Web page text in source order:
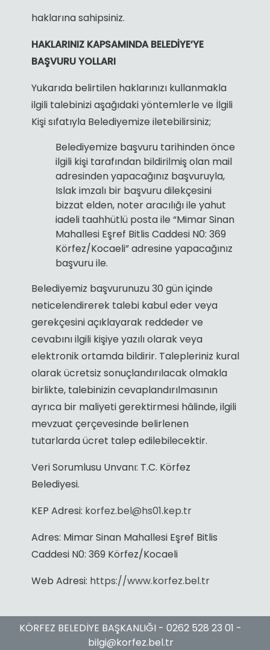
haklarına sahipsiniz.
HAKLARINIZ KAPSAMINDA BELEDİYE’YE
BAŞVURU YOLLARI
Yukarıda belirtilen haklarınızı kullanmakla
ilgili talebinizi aşağıdaki yöntemlerle ve İlgili
Kişi sıfatıyla Belediyemize iletebilirsiniz;
Belediyemize başvuru tarihinden önce
ilgili kişi tarafından bildirilmiş olan mail
adresinden yapacağınız başvuruyla,
Islak imzalı bir başvuru dilekçesini
bizzat elden, noter aracılığı ile yahut
iadeli taahhütlü posta ile “Mimar Sinan
Mahallesi Eşref Bitlis Caddesi N0: 369
Körfez/Kocaeli” adresine yapacağınız
başvuru ile.
Belediyemiz başvurunuzu 30 gün içinde
neticelendirerek talebi kabul eder veya
gerekçesini açıklayarak reddeder ve
cevabını ilgili kişiye yazılı olarak veya
elektronik ortamda bildirir. Talepleriniz kural
olarak ücretsiz sonuçlandırılacak olmakla
birlikte, talebinizin cevaplandırılmasının
ayrıca bir maliyeti gerektirmesi hâlinde, ilgili
mevzuat çerçevesinde belirlenen
tutarlarda ücret talep edilebilecektir.
Veri Sorumlusu Unvanı: T.C. Körfez
Belediyesi.
KEP Adresi: korfez.bel@hs01.kep.tr
Adres: Mimar Sinan Mahallesi Eşref Bitlis
Caddesi N0: 369 Körfez/Kocaeli
Web Adresi: https://www.korfez.bel.tr
KÖRFEZ BELEDİYE BAŞKANLIĞI - 0262 528 23 01 -
bilgi@korfez.bel.tr